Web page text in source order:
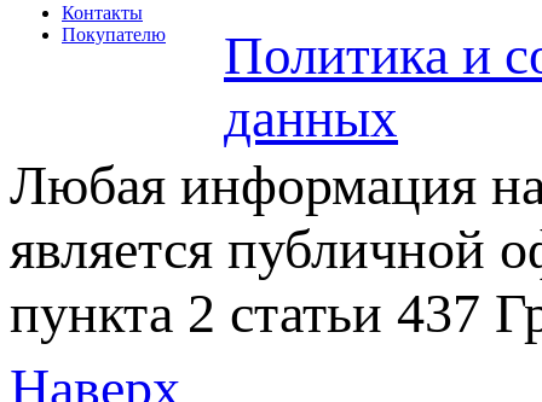
Контакты
Покупателю
Политика и
данных
Любая информация на
является публичной
пункта 2 статьи 437
Наверх